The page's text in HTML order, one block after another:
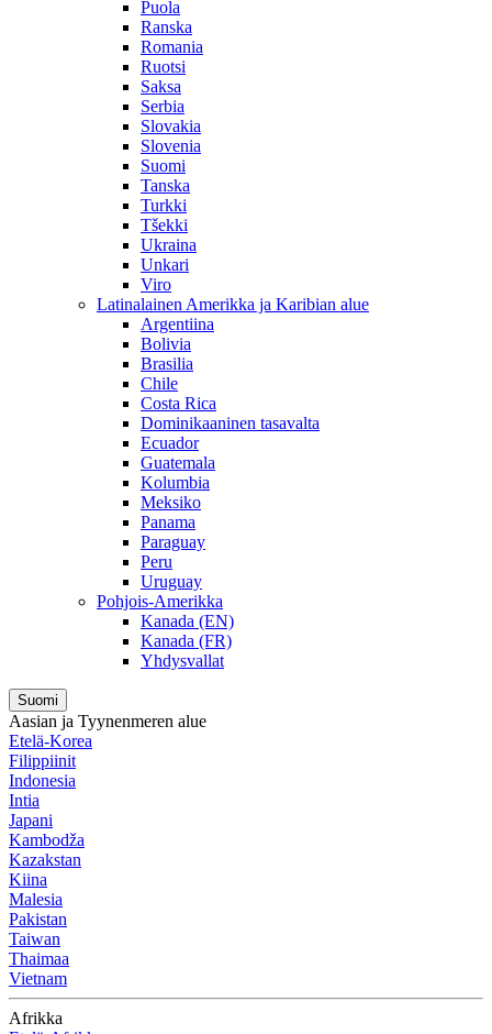
Puola
Ranska
Romania
Ruotsi
Saksa
Serbia
Slovakia
Slovenia
Suomi
Tanska
Turkki
Tšekki
Ukraina
Unkari
Viro
Latinalainen Amerikka ja Karibian alue
Argentiina
Bolivia
Brasilia
Chile
Costa Rica
Dominikaaninen tasavalta
Ecuador
Guatemala
Kolumbia
Meksiko
Panama
Paraguay
Peru
Uruguay
Pohjois-Amerikka
Kanada (EN)
Kanada (FR)
Yhdysvallat
Suomi
Aasian ja Tyynenmeren alue
Etelä-Korea
Filippiinit
Indonesia
Intia
Japani
Kambodža
Kazakstan
Kiina
Malesia
Pakistan
Taiwan
Thaimaa
Vietnam
Afrikka